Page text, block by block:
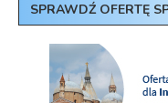
SPRAWDŹ OFERTĘ